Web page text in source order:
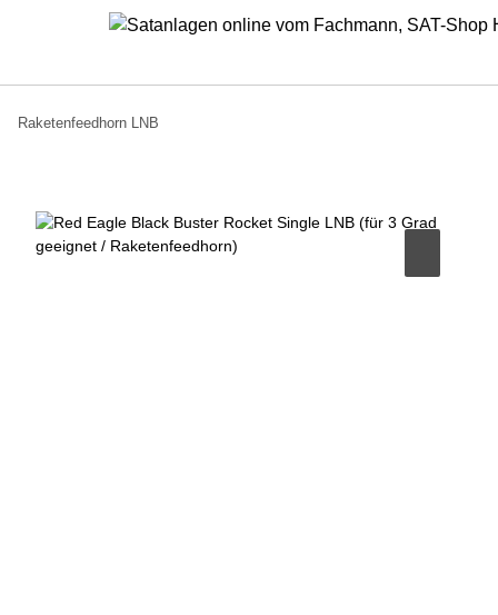
Raketenfeedhorn LNB